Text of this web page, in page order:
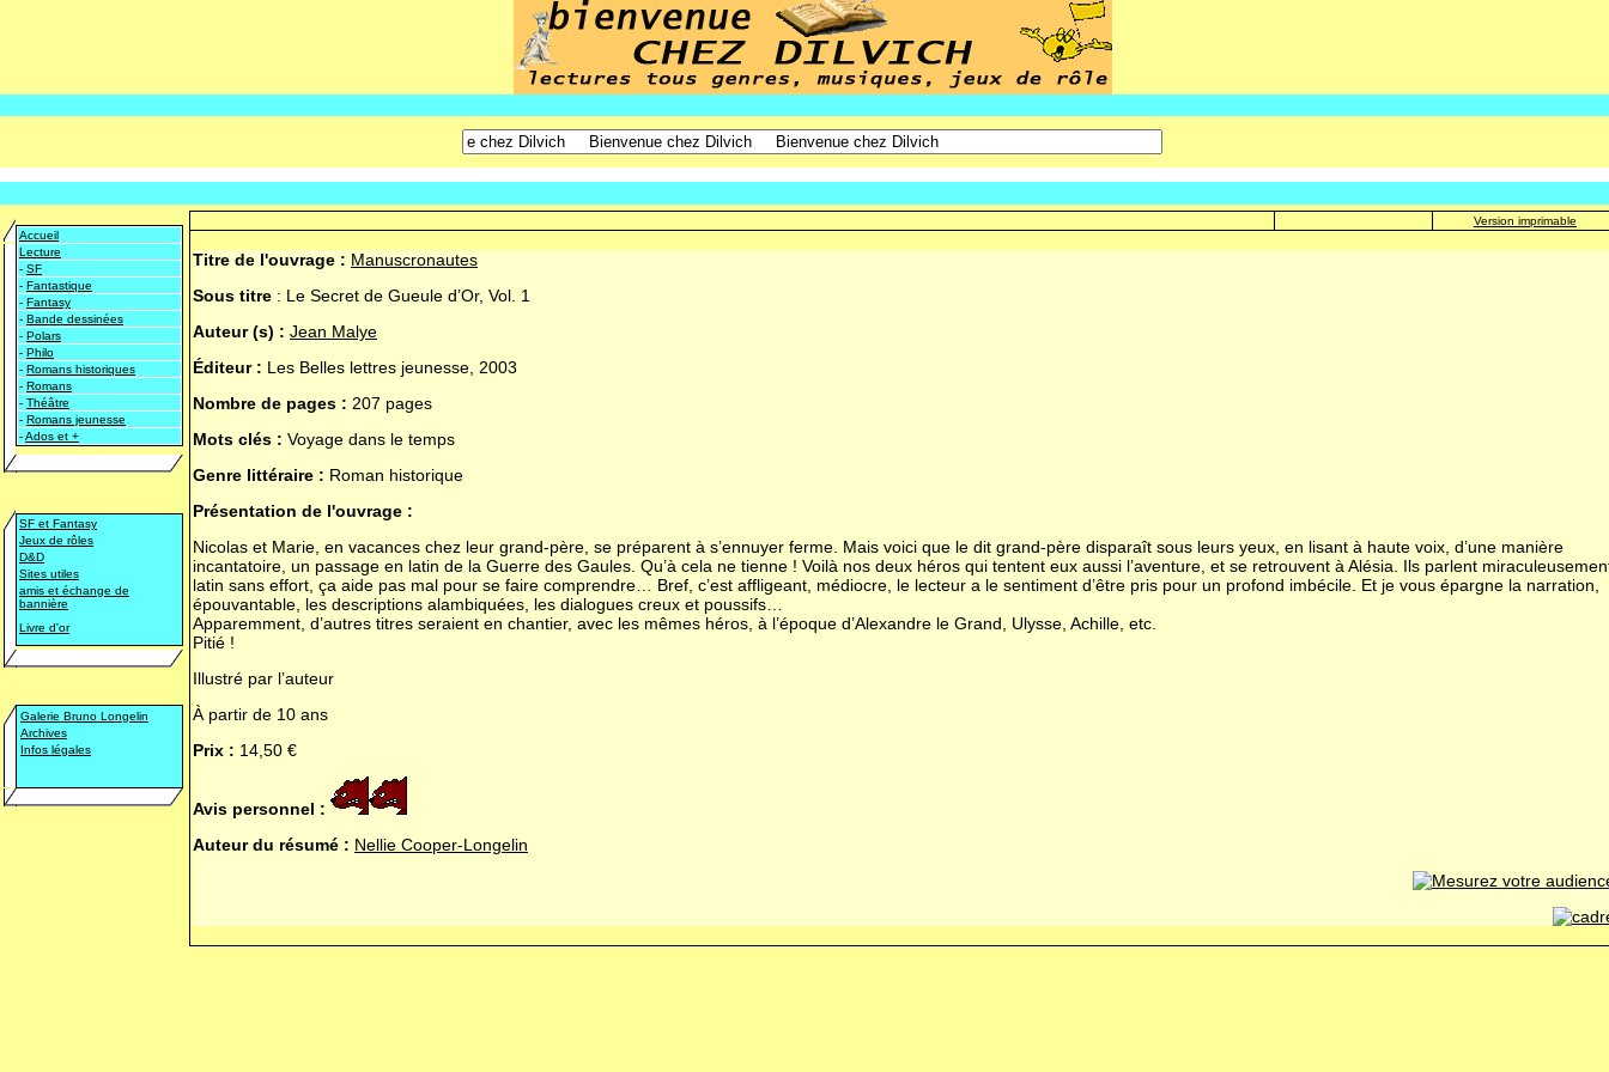
Accueil
Lecture
- SF
- Fantastique
- Fantasy
- Bande dessinées
- Polars
- Philo
- Romans historiques
- Romans
- Théâtre
- Romans jeunesse
-Ados et +
SF et Fantasy
Jeux de rôles
D&D
Sites utiles
amis et échange de
bannière
Livre d'or
Galerie Bruno Longelin
Archives
Infos légales
Version imprimable
Titre de l'ouvrage : Manuscronautes
Sous titre : Le Secret de Gueule d’Or, Vol. 1
Auteur (s) : Jean Malye
Éditeur : Les Belles lettres jeunesse, 2003
Nombre de pages : 207 pages
Mots clés : Voyage dans le temps
Genre littéraire : Roman historique
Présentation de l'ouvrage :
Nicolas et Marie, en vacances chez leur grand-père, se préparent à s’ennuyer ferme. Mais voici que le dit grand-père disparaît sous leurs yeux, en lisant à haute voix, d’une manière
incantatoire, un passage en latin de la Guerre des Gaules. Qu’à cela ne tienne ! Voilà nos deux héros qui tentent eux aussi l’aventure, et se retrouvent à Alésia. Ils parlent
latin sans effort, ça aide pas mal pour se faire comprendre… Bref, c’est affligeant, médiocre, le lecteur a le sentiment d’être pris pour un profond imbécile. Et je vous épargne la narration,
épouvantable, les descriptions alambiquées, les dialogues creux et poussifs…
Apparemment, d’autres titres seraient en chantier, avec les mêmes héros, à l’époque d’Alexandre le Grand, Ulysse, Achille, etc.
Pitié !
Illustré par l’auteur
À partir de 10 ans
Prix : 14,50 €
Avis personnel :
Auteur du résumé : Nellie Cooper-Longelin